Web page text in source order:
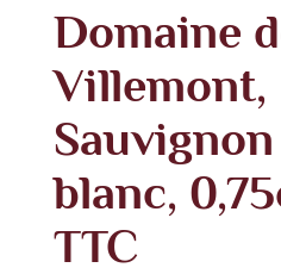
Domaine
Villemont,
blanc,
TTC